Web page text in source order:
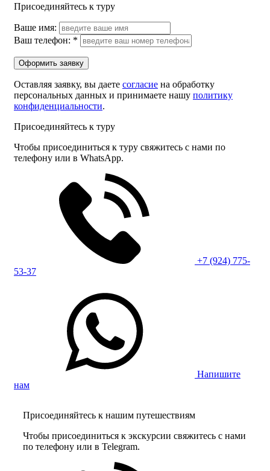
Присоединяйтесь к туру
Ваше имя:
Ваш телефон: *
Оформить заявку
Оставляя заявку, вы даете согласие на обработку
персональных данных и принимаете нашу политику
конфиденциальности.
Присоединяйтесь к туру
Чтобы присоединиться к туру свяжитесь с нами по
телефону или в WhatsApp.
+7 (924) 775-
53-37
Напишите
нам
Присоединяйтесь к нашим путешествиям
Чтобы присоединиться к экскурсии свяжитесь с нами
по телефону или в Telegram.